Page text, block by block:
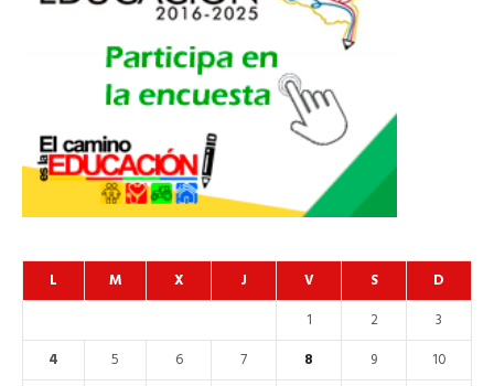
L M X J V S D
1 2
3
4
5 6 7 8 9
10